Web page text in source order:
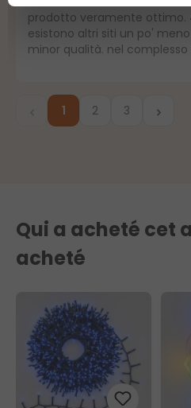
Note moyenne de 4 sur 5
prodotto veramente ottimo.
esistono altri siti un po'
minor qualità. nel
Page
1 Page
2 Page
3
Qui a acheté cet
acheté